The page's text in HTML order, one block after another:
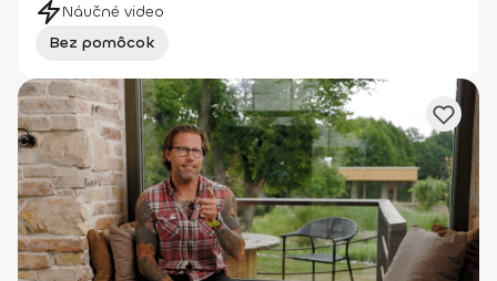
Náučné video
Bez pomôcok